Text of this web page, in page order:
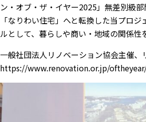
ン・オブ・ザ・イヤー2025」無差別級
「なりわい住宅」へと転換した当プロ
ルとして、暮らしや商い・地域の関係性
一般社団法人リノベーション協会主催
https://www.renovation.or.jp/